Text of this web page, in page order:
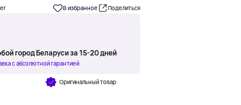
В избранное Поделиться
город Беларуси за 15-20 дней
с абсолютной гарантией
Оригинальный товар